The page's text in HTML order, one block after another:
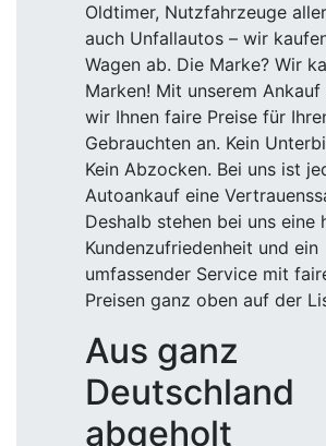
Oldtimer, Nutzfahrzeuge
auch Unfallautos – wir
Wagen ab. Die Marke? Wir
Marken! Mit unserem
wir Ihnen faire Preise für
Gebrauchten an. Kein
Kein Abzocken. Bei uns ist
Autoankauf eine
Deshalb stehen bei uns eine
Kundenzufriedenheit und ein
umfassender Service mit
Preisen ganz oben auf der
Aus ganz
Deutschland
abgeholt